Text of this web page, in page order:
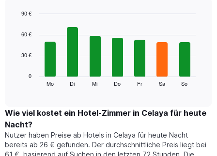
Diagramm
die
Monate
hat
1
Y-
Achse,
die
chart
bars.
Das
folgende
den
durchschnittlichen
Preis
eines
Zimmers
Mo Di Mi Do Fr Sa So
0
30 €
60 €
90 €
Wie viel kostet ein Hotel-Zimmer in Celaya für heute
Nacht?
Nutzer haben Preise ab Hotels in Celaya für heute Nacht
bereits ab 26 € gefunden. Der durchschnittliche Preis liegt bei